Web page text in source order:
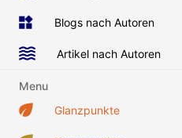
Blogs nach Autoren
Artikel nach Autoren
Menu
Glanzpunkte